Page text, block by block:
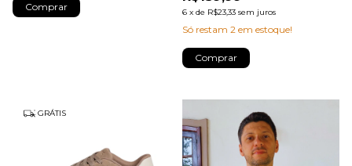
6 x de R$23,33 sem juros
Só restam 2 em estoque!
Comprar
GRÁTIS